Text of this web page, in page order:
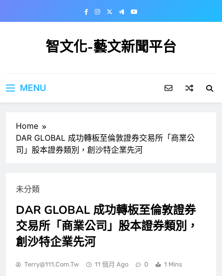
智文化-藝文新聞平台
MENU
Home
DAR GLOBAL 成功轉板至倫敦證券交易所「商業公
司」股本證券類別，創沙特企業先河
未分類
DAR GLOBAL 成功轉板至倫敦證券
交易所「商業公司」股本證券類別，
創沙特企業先河
Terry@111.com.tw 11 個月 Ago 0 1 Mins